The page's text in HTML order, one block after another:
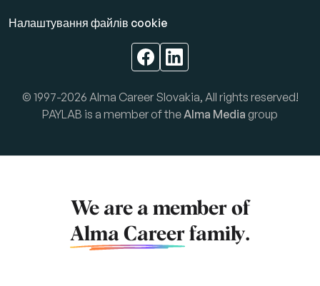
Налаштування файлів cookie
© 1997-2026 Alma Career Slovakia, All rights reserved!
PAYLAB is a member of the Alma Media group
We are a member of
Alma Career family.